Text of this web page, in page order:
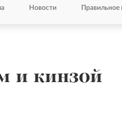
Новости Правильное
и кинзой